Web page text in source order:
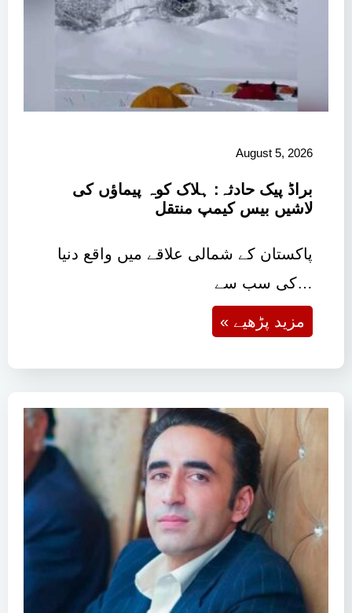
August 5, 2026
براڈ پیک حادثہ: ہلاک کوہ پیماؤں کی
لاشیں بیس کیمپ منتقل
پاکستان کے شمالی علاقے میں واقع دنیا
کی سب سے…
« مزید پڑھیے